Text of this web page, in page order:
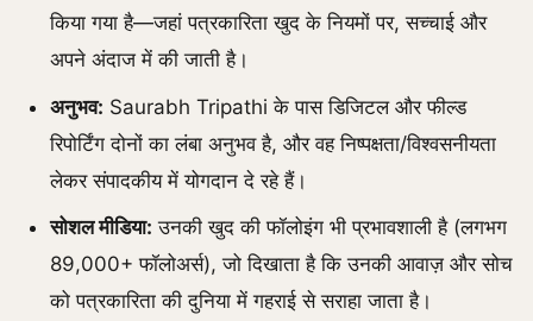
किया गया है—जहां पत्रकारिता खुद के नियमों पर, सच्चाई और
अपने अंदाज में की जाती है।
अनुभव: Saurabh Tripathi के पास डिजिटल और फील्ड
रिपोर्टिंग दोनों का लंबा अनुभव है, और वह निष्पक्षता/विश्वसनीयता
लेकर संपादकीय में योगदान दे रहे हैं।
सोशल मीडिया: उनकी खुद की फॉलोइंग भी प्रभावशाली है (लगभग
89,000+ फॉलोअर्स), जो दिखाता है कि उनकी आवाज़ और सोच
को पत्रकारिता की दुनिया में गहराई से सराहा जाता है।